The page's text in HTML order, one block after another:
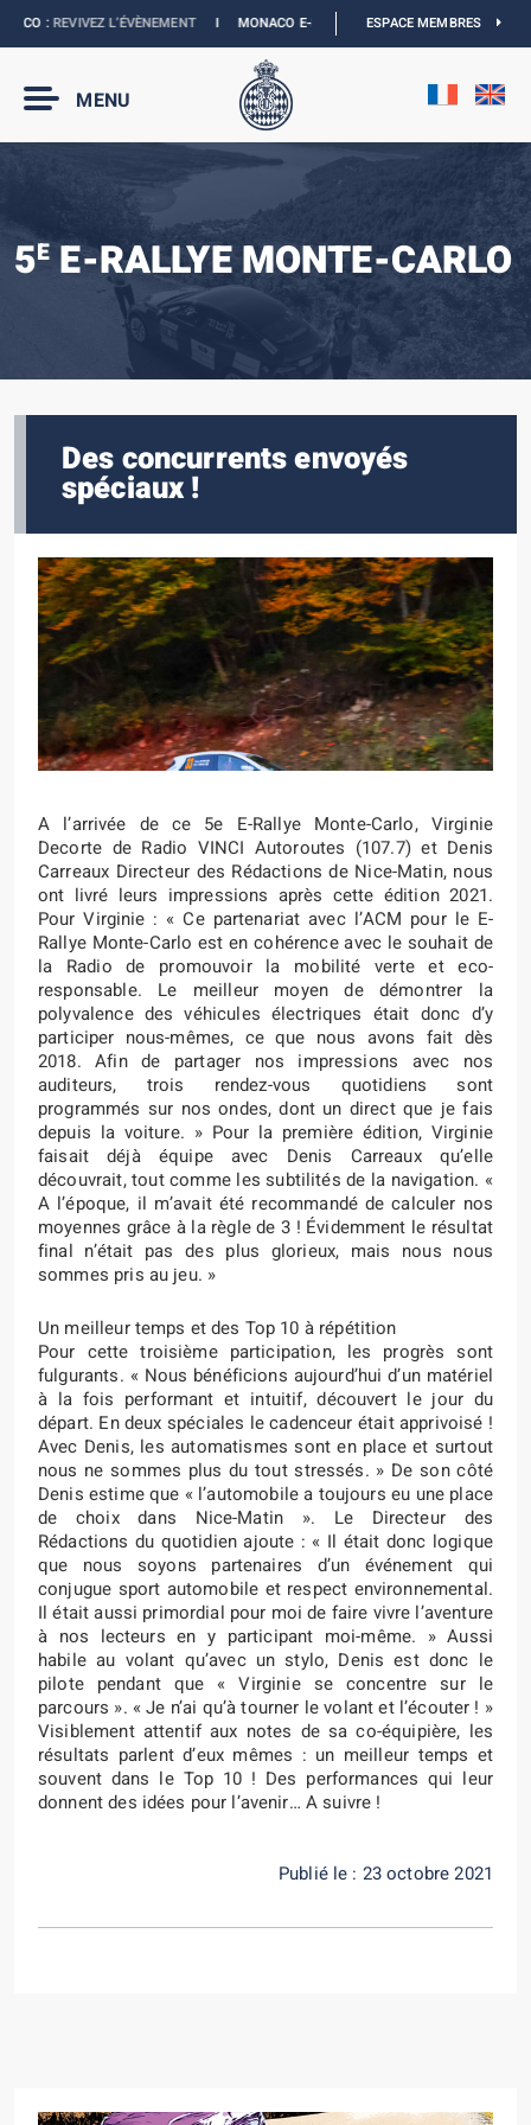
:REVIVEZ L’ÉVÈNEMENTIMONACO E-PRIX 2027 : NOUVELLES DATESI
ESPACE MEMBRES
MENU
5EE-RALLYE MONTE-CARLO
Des concurrents envoyés
spéciaux !
A l’arrivée de ce 5e E-Rallye Monte-Carlo, Virginie
Decorte de Radio VINCI Autoroutes (107.7) et Denis
Carreaux Directeur des Rédactions de Nice-Matin, nous
ont livré leurs impressions après cette édition 2021.
Pour Virginie : « Ce partenariat avec l’ACM pour le E-
Rallye Monte-Carlo est en cohérence avec le souhait de
la Radio de promouvoir la mobilité verte et eco-
responsable. Le meilleur moyen de démontrer la
polyvalence des véhicules électriques était donc d’y
participer nous-mêmes, ce que nous avons fait dès
2018. Afin de partager nos impressions avec nos
auditeurs, trois rendez-vous quotidiens sont
programmés sur nos ondes, dont un direct que je fais
depuis la voiture. » Pour la première édition, Virginie
faisait déjà équipe avec Denis Carreaux qu’elle
découvrait, tout comme les subtilités de la navigation. «
A l’époque, il m’avait été recommandé de calculer nos
moyennes grâce à la règle de 3 ! Évidemment le résultat
final n’était pas des plus glorieux, mais nous nous
sommes pris au jeu. »
Un meilleur temps et des Top 10 à répétition
Pour cette troisième participation, les progrès sont
fulgurants. « Nous bénéficions aujourd’hui d’un matériel
à la fois performant et intuitif, découvert le jour du
départ. En deux spéciales le cadenceur était apprivoisé !
Avec Denis, les automatismes sont en place et surtout
nous ne sommes plus du tout stressés. » De son côté
Denis estime que « l’automobile a toujours eu une place
de choix dans Nice-Matin ». Le Directeur des
Rédactions du quotidien ajoute : « Il était donc logique
que nous soyons partenaires d’un événement qui
conjugue sport automobile et respect environnemental.
Il était aussi primordial pour moi de faire vivre l’aventure
à nos lecteurs en y participant moi-même. » Aussi
habile au volant qu’avec un stylo, Denis est donc le
pilote pendant que « Virginie se concentre sur le
parcours ». « Je n’ai qu’à tourner le volant et l’écouter ! »
Visiblement attentif aux notes de sa co-équipière, les
résultats parlent d’eux mêmes : un meilleur temps et
souvent dans le Top 10 ! Des performances qui leur
donnent des idées pour l’avenir… A suivre !
Publié le : 23 octobre 2021